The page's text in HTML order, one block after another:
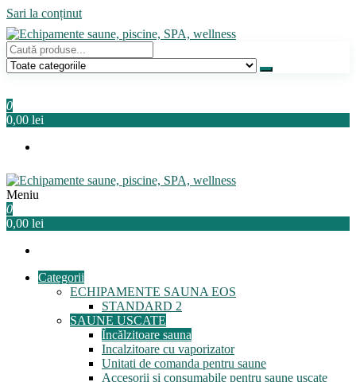
Sari la conținut
Echipamente saune, piscine, SPA, wellness
Relaxeaza-te!
0
0,00 lei
Echipamente saune, piscine, SPA, wellness
Relaxeaza-te!
Meniu
0
0,00 lei
Categorii
ECHIPAMENTE SAUNA EOS
STANDARD 2
SAUNE USCATE
Încălzitoare sauna
Incalzitoare cu vaporizator
Unitati de comanda pentru saune
Accesorii si consumabile pentru saune uscate